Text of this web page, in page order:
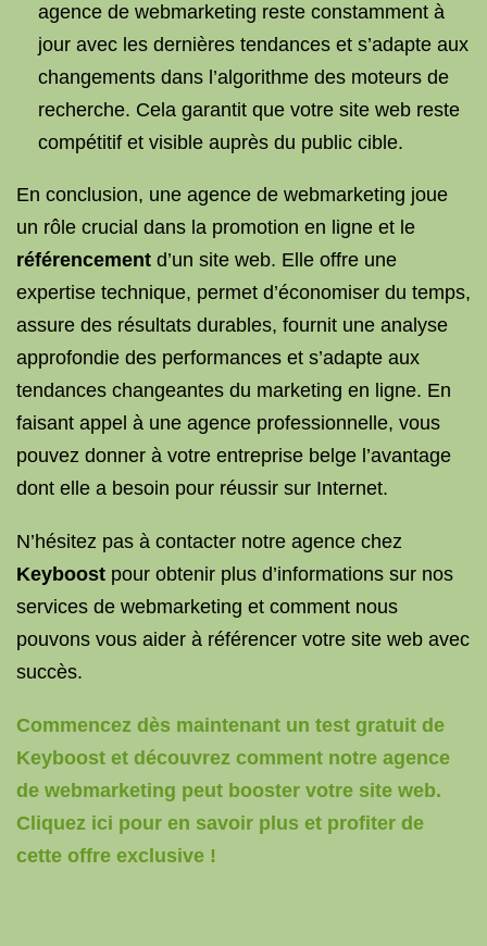
agence de webmarketing reste constamment à
jour avec les dernières tendances et s’adapte aux
changements dans l’algorithme des moteurs de
recherche. Cela garantit que votre site web reste
compétitif et visible auprès du public cible.
En conclusion, une agence de webmarketing joue
un rôle crucial dans la promotion en ligne et le
référencement d’un site web. Elle offre une
expertise technique, permet d’économiser du temps,
assure des résultats durables, fournit une analyse
approfondie des performances et s’adapte aux
tendances changeantes du marketing en ligne. En
faisant appel à une agence professionnelle, vous
pouvez donner à votre entreprise belge l’avantage
dont elle a besoin pour réussir sur Internet.
N’hésitez pas à contacter notre agence chez
Keyboost pour obtenir plus d’informations sur nos
services de webmarketing et comment nous
pouvons vous aider à référencer votre site web avec
succès.
Commencez dès maintenant un test gratuit de
Keyboost et découvrez comment notre agence
de webmarketing peut booster votre site web.
Cliquez ici pour en savoir plus et profiter de
cette offre exclusive !